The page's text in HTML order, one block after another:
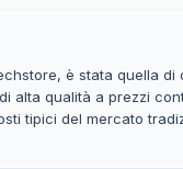
è stata quella
alta qualità a prezzi
tipici del mercato